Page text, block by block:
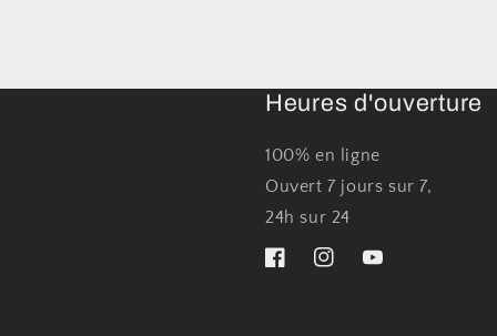
Heures d'ouverture
100% en ligne
Ouvert 7 jours sur 7,
24h sur 24
FacebookInstagramYouTube